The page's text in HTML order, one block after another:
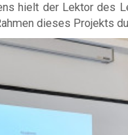
hielt der Lektor des
dieses Projekts